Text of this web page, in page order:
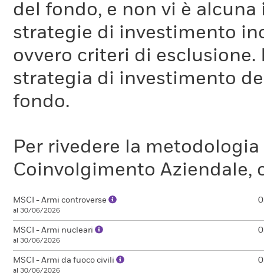
del fondo, e non vi è
strategie di investimento
ovvero criteri di
strategia di investimento
fondo.
Per rivedere la
Coinvolgimento Aziendale,
MSCI - Armi controverse
al 30/06/2026
MSCI - Armi nucleari
al 30/06/2026
MSCI - Armi da fuoco civili
al 30/06/2026